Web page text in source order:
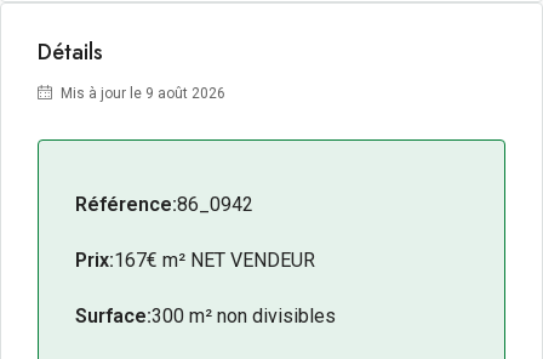
facilités de stationnement à proximité immédiate.
L’activité génère un chiffre d’affaires constant, porté
secteur et d’ouvriers. Son modèle d’exploitation, avec
pour un couple de repreneurs souhaitant concilier
qualité.
Les + du bien
Détails
Mis à jour le 9 août 2026
Référence:86_0942
Prix:167€ m² NET VENDEUR
Surface:300 m² non divisibles